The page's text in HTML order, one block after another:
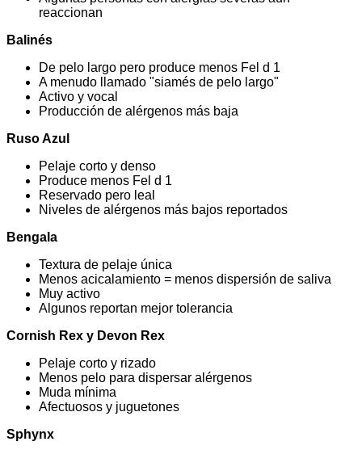
reaccionan
Balinés
De pelo largo pero produce menos Fel d 1
A menudo llamado "siamés de pelo largo"
Activo y vocal
Producción de alérgenos más baja
Ruso Azul
Pelaje corto y denso
Produce menos Fel d 1
Reservado pero leal
Niveles de alérgenos más bajos reportados
Bengala
Textura de pelaje única
Menos acicalamiento = menos dispersión de saliva
Muy activo
Algunos reportan mejor tolerancia
Cornish Rex y Devon Rex
Pelaje corto y rizado
Menos pelo para dispersar alérgenos
Muda mínima
Afectuosos y juguetones
Sphynx